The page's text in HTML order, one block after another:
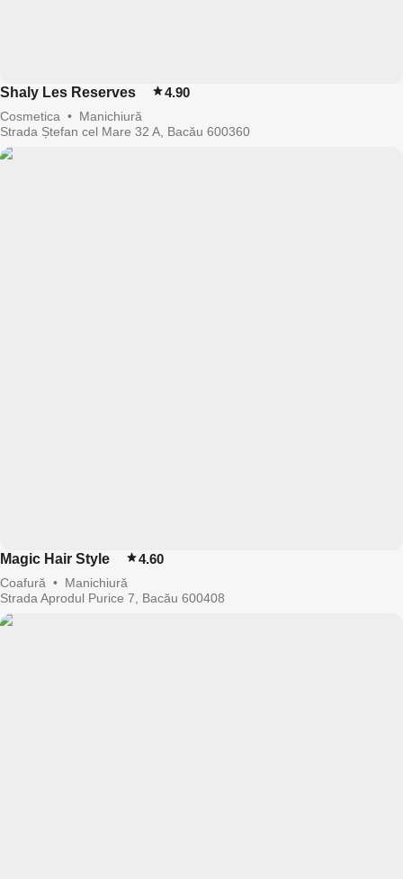
Shaly Les Reserves 4.90
Cosmetica • Manichiură
Strada Ștefan cel Mare 32 A, Bacău 600360
Magic Hair Style 4.60
Coafură • Manichiură
Strada Aprodul Purice 7, Bacău 600408